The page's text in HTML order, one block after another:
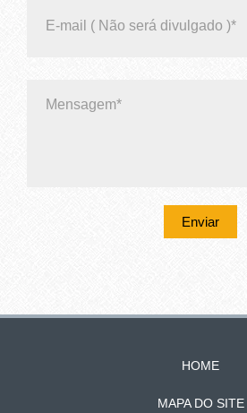
Enviar
HOME
MAPA DO SITE